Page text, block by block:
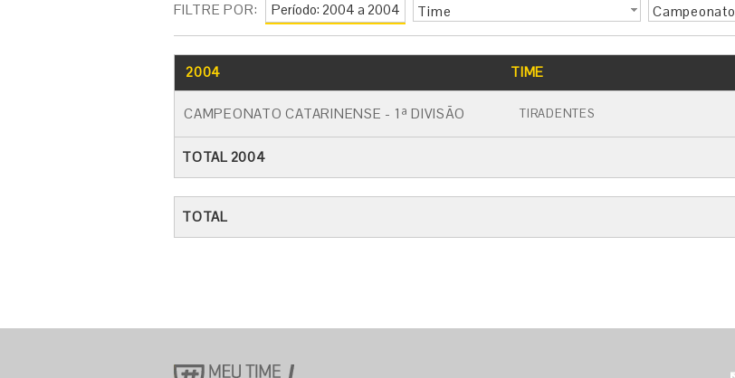
FILTRE POR: Time Campeonato
2004 TIME
CAMPEONATO CATARINENSE - 1ª DIVISÃO TIRADENTES
TOTAL 2004
TOTAL